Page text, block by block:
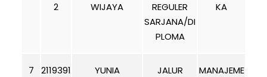
2
WIJAYA
REGULER
SARJANA/DI
PLOMA
KA
7 2119391
YUNIA
JALUR
MANAJEME